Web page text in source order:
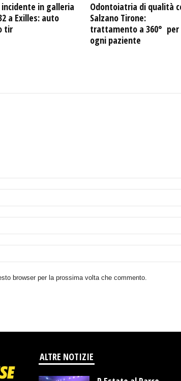
incidente in galleria
a Exilles: auto
tir
Odontoiatria di qualità
Salzano Tirone:
trattamento a 360° per
ogni paziente
browser per la prossima volta che commento.
ALTRE NOTIZIE